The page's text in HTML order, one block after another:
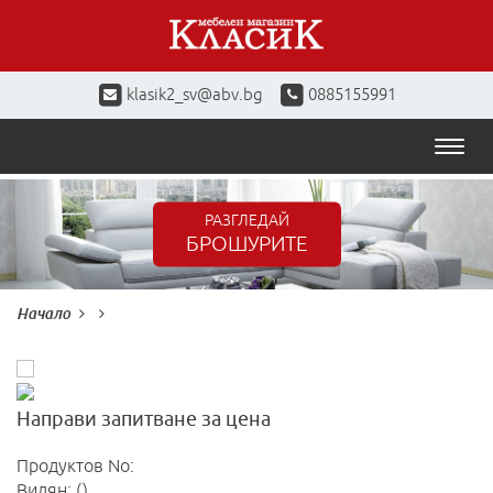
klasik2_sv@abv.bg 0885155991
РАЗГЛЕДАЙ
БРОШУРИТЕ
Начало
Направи запитване за цена
Продуктов No: